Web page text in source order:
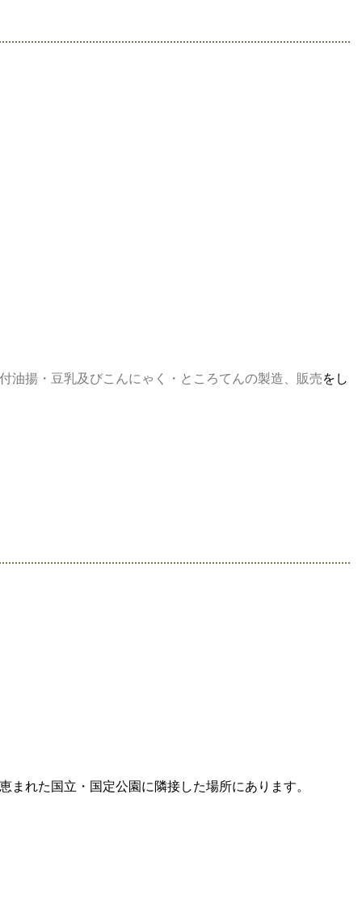
油揚・豆乳及びこんにゃく・ところてんの製造、販売をし
れた国立・国定公園に隣接した場所にあります。